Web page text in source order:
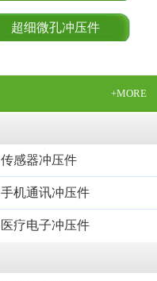
超细微孔冲压件
+MORE
传感器冲压件
手机通讯冲压件
医疗电子冲压件